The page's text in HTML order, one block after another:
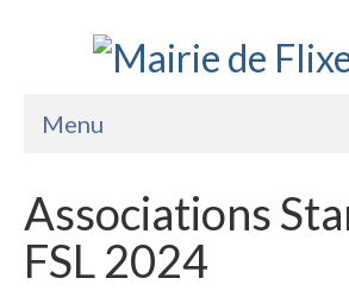
Menu
La Mairie
Vie Pratique
Associations
FSL 2024